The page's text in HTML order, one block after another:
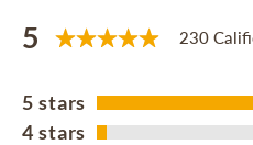
5 230
5 stars
4 stars